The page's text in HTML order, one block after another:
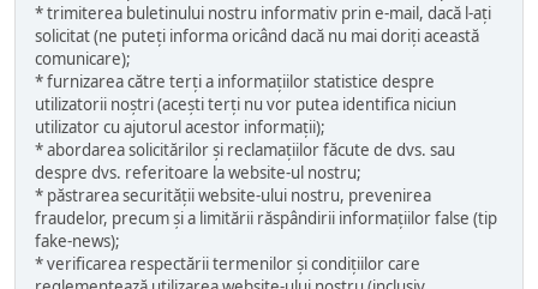
* trimiterea buletinului nostru informativ prin e-mail, dacă l-ați
solicitat (ne puteți informa oricând dacă nu mai doriți această
comunicare);
* furnizarea către terți a informațiilor statistice despre
utilizatorii noștri (acești terți nu vor putea identifica niciun
utilizator cu ajutorul acestor informații);
* abordarea solicitărilor și reclamațiilor făcute de dvs. sau
despre dvs. referitoare la website-ul nostru;
* păstrarea securității website-ului nostru, prevenirea
fraudelor, precum și a limitării răspândirii informațiilor false (tip
fake-news);
* verificarea respectării termenilor și condițiilor care